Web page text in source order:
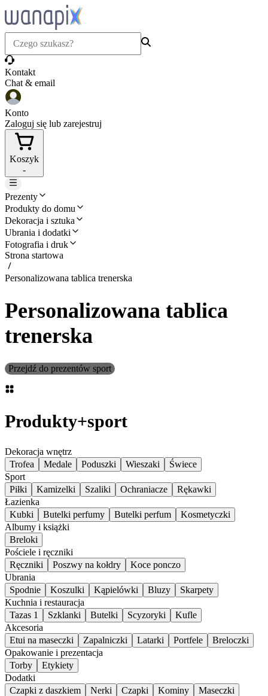
Kontakt
Chat & email
Konto
Zaloguj się lub zarejestruj
Koszyk
-
Prezenty
Produkty do domu
Dekoracja i sztuka
Ubrania i dodatki
Fotografia i druk
Strona startowa
Personalizowana tablica trenerska
Personalizowana tablica
trenerska
Przejdź do prezentów sport
Produkty+sport
Dekoracja wnętrz
Trofea
Medale Poduszki Wieszaki
Świece
Sport
Piłki
Kamizelki Szaliki Ochraniacze
Rękawki
Łazienka
Kubki
Butelki perfumy Butelki perfum
Kosmetyczki
Albumy i książki
Breloki
Pościele i ręczniki
Ręczniki
Poszwy na kołdry
Koce ponczo
Ubrania
Spodnie
Koszulki Kąpielówki Bluzy
Skarpety
Kuchnia i restauracja
Tazas 1
Szklanki Butelki Scyzoryki
Kufle
Akcesoria
Etui na maseczki
Zapalniczki Latarki Portfele
Breloczki
Opakowanie i prezentacja
Torby
Etykiety
Dodatki
Czapki z daszkiem
Nerki Czapki Kominy
Maseczki